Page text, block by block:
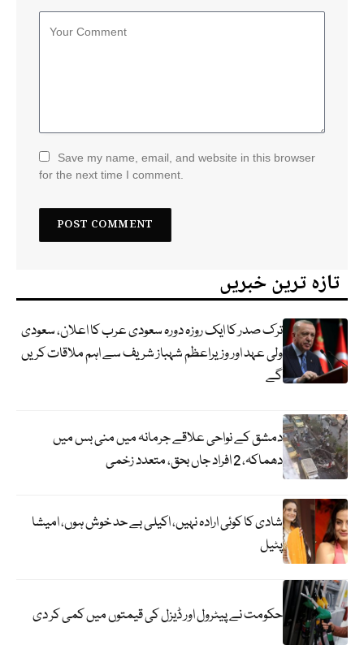
Save my name, email, and website in this browser
for the next time I comment.
تازہ ترین خبریں
ترک صدر کا ایک روزہ دورہ سعودی عرب کا اعلان، سعودی
ولی عہد اور وزیراعظم شہباز شریف سے اہم ملاقات کریں
گے
دمشق کے نواحی علاقے جرمانہ میں منی بس میں
دھماکہ، 2 افراد جاں بحق، متعدد زخمی
شادی کا کوئی ارادہ نہیں، اکیلی بے حد خوش ہوں، امیشا
پٹیل
حکومت نے پیٹرول اور ڈیزل کی قیمتوں میں کمی کر دی